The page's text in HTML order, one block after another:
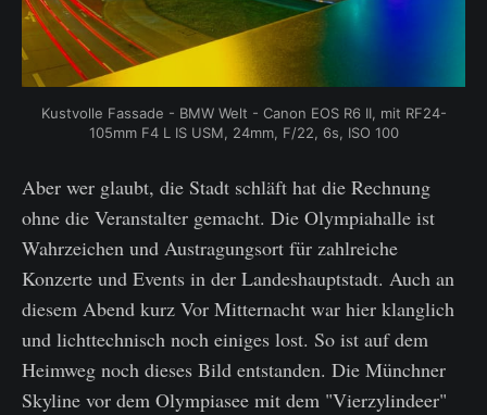
Kustvolle Fassade - BMW Welt - Canon EOS R6 II, mit RF24-
105mm F4 L IS USM, 24mm, F/22, 6s, ISO 100
Aber wer glaubt, die Stadt schläft hat die Rechnung
ohne die Veranstalter gemacht. Die Olympiahalle ist
Wahrzeichen und Austragungsort für zahlreiche
Konzerte und Events in der Landeshauptstadt. Auch an
diesem Abend kurz Vor Mitternacht war hier klanglich
und lichttechnisch noch einiges lost. So ist auf dem
Heimweg noch dieses Bild entstanden. Die Münchner
Skyline vor dem Olympiasee mit dem "Vierzylindeer"